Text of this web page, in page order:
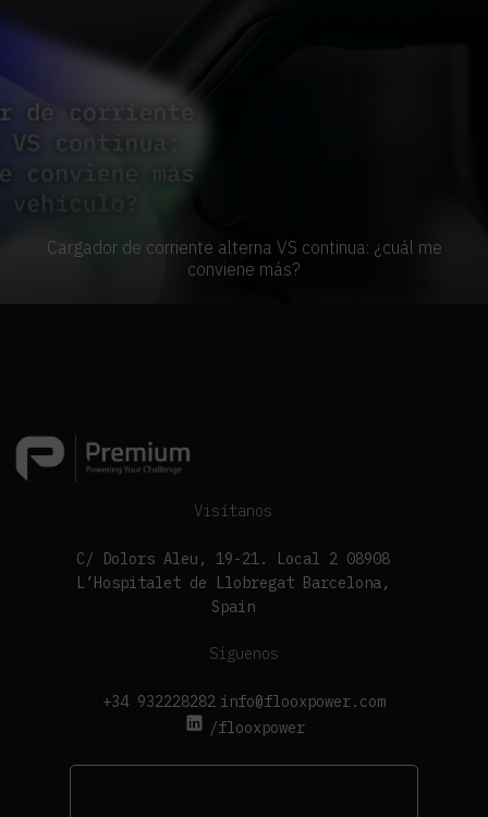
Cargador de corriente alterna VS continua: ¿cuál me
conviene más?
Visítanos
C/ Dolors Aleu, 19-21. Local 2 08908
L’Hospitalet de Llobregat Barcelona,
Spain
Síguenos
+34 932228282 info@flooxpower.com
/flooxpower